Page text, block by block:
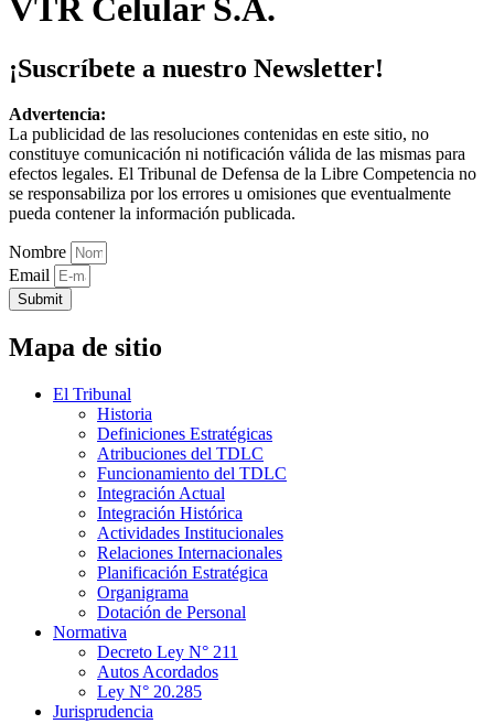
VTR Celular S.A.
¡Suscríbete a nuestro Newsletter!
Advertencia:
La publicidad de las resoluciones contenidas en este sitio, no
constituye comunicación ni notificación válida de las mismas para
efectos legales. El Tribunal de Defensa de la Libre Competencia no
se responsabiliza por los errores u omisiones que eventualmente
pueda contener la información publicada.
Nombre
Email
Submit
Mapa de sitio
El Tribunal
Historia
Definiciones Estratégicas
Atribuciones del TDLC
Funcionamiento del TDLC
Integración Actual
Integración Histórica
Actividades Institucionales
Relaciones Internacionales
Planificación Estratégica
Organigrama
Dotación de Personal
Normativa
Decreto Ley N° 211
Autos Acordados
Ley N° 20.285
Jurisprudencia